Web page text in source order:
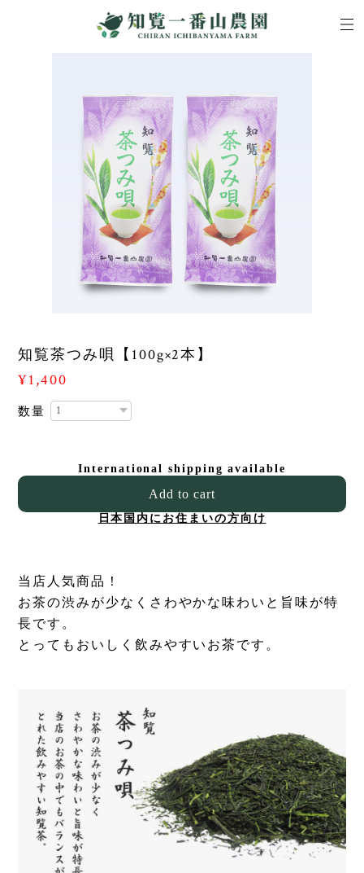
知覧茶つみ唄【100g×2本】
¥1,400
数量
International shipping available
Add to cart
日本国内にお住まいの方向け
当店人気商品！
お茶の渋みが少なくさわやかな味わいと旨味が特
長です。
とってもおいしく飲みやすいお茶です。